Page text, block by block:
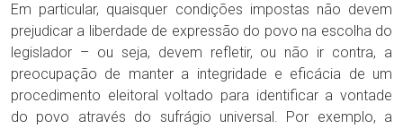
Em particular, quaisquer condições impostas não devem
prejudicar a liberdade de expressão do povo na escolha do
legislador – ou seja, devem refletir, ou não ir contra, a
preocupação de manter a integridade e eficácia de um
procedimento eleitoral voltado para identificar a vontade
do povo através do sufrágio universal. Por exemplo, a